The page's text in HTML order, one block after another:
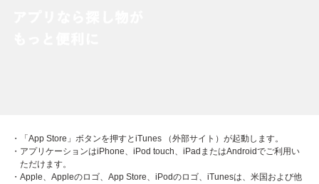
・「App Store」ボタンを押すとiTunes （外部サイト）が起動します。
・アプリケーションはiPhone、iPod touch、iPadまたはAndroidでご利用い
ただけます。
・Apple、Appleのロゴ、App Store、iPodのロゴ、iTunesは、米国および他